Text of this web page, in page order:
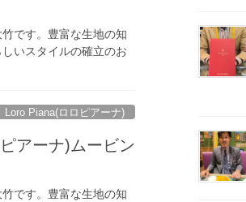
です。豊富な生地の知
いスタイルの確立のお
Loro Piana(ロロピアーナ)
アーナ)ムービン
です。豊富な生地の知